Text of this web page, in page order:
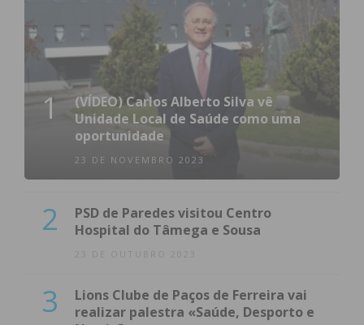
1
(VÍDEO) Carlos Alberto Silva vê
Unidade Local de Saúde como uma
oportunidade
23 DE NOVEMBRO 2023
2
PSD de Paredes visitou Centro
Hospital do Tâmega e Sousa
23 DE OUTUBRO 2023
3
Lions Clube de Paços de Ferreira vai
realizar palestra «Saúde, Desporto e